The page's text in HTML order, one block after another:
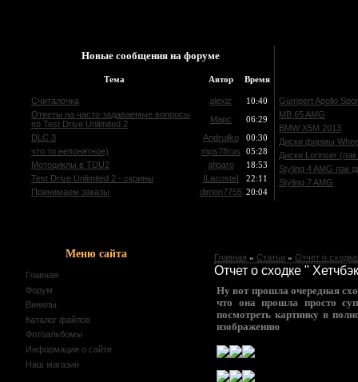
Новые сообщения на форуме
Тема Автор Время
Считалочка alexiz
10:40
Ответы на часто задаваемые вопросы
по Test Drive Unlimited 2
Mapc
06:29
DLC 3
Andruilko
00:30
что то непонятное)
mps78rus
05:28
Мотоциклы в TDU2
afigaro
18:53
Test Drive Unlimited 2 - скрины
ILacosteI
22:11
Принимаем заказы
dimon7755 20:04
Gumpert Apollo
MB 65 AMG
BMW X5M 2013
Диски фирмы
Диски Lorinser
Styling 4 AMG пак
Styling 7 AMG
Меню сайта
Главная
Форум
Винилы
Каталог файлов
Фотоальбомы
Информация о сайте
Наш магазин
Главная » Статьи » Отчет о
Отчет о сходке "
Ну вот прошла очередная
что она прошла просто
посмотреть картинку в
изображению